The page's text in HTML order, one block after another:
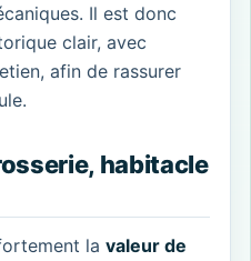
Il est donc
clair, avec
afin de rassurer
habitacle
la valeur de